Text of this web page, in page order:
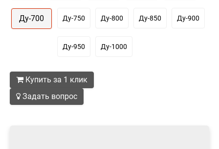
Ду-700 Ду-750 Ду-800 Ду-850 Ду-900
Ду-950 Ду-1000
Купить за 1 клик
Задать вопрос